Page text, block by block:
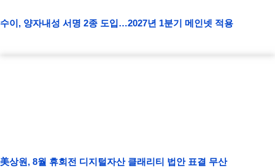
수이, 양자내성 서명 2종 도입…2027년 1분기 메인넷 적용
美상원, 8월 휴회전 디지털자산 클래리티 법안 표결 무산